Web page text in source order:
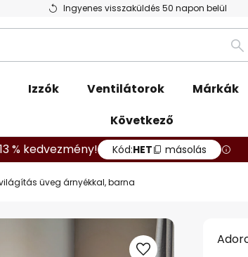
Ingyenes visszaküldés 50 napon belül
Izzók Ventilátorok Márkák
Következő
% kedvezmény! Kód:HET másolás
üveg árnyékkal, barna